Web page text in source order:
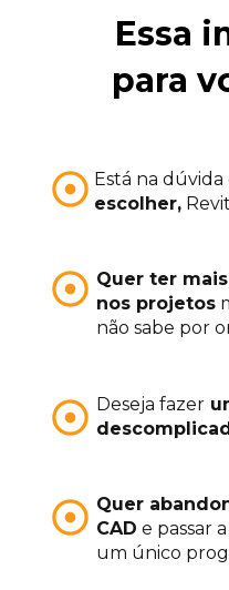
Quer ter
nos projetos
não sabe por
Essa
para
Está na
escolher,
Quer
CAD e passar
um único
Deseja fazer